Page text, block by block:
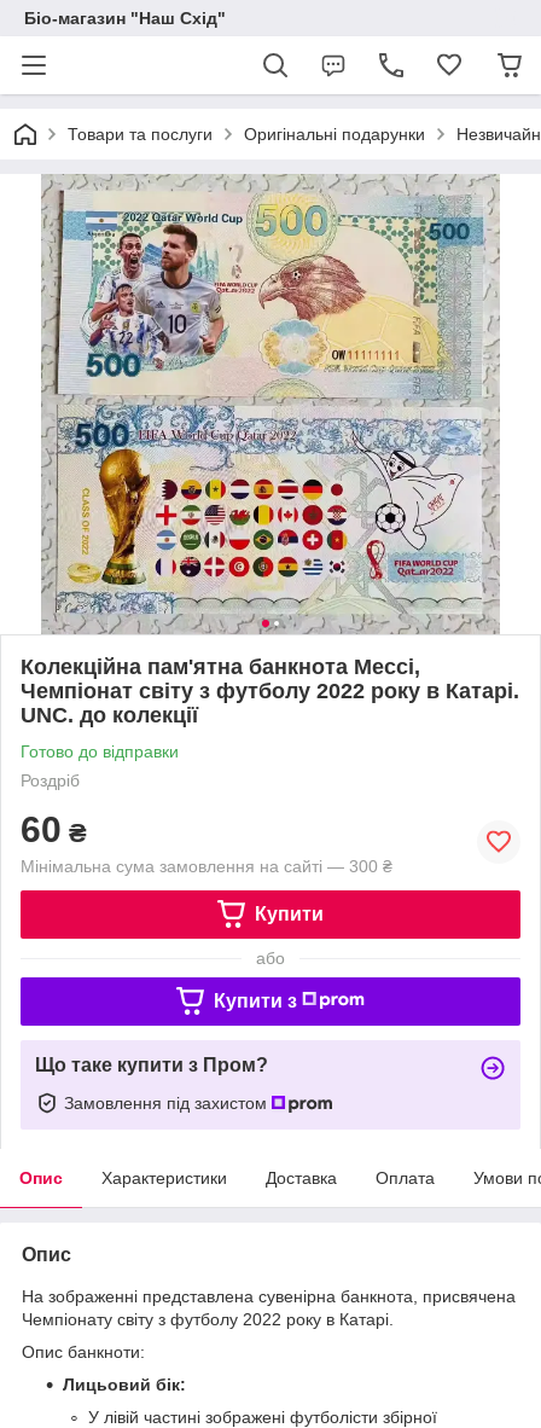
Біо-магазин "Наш Схід"
Товари та послуги Оригінальні подарунки
Колекційна пам'ятна банкнота Мессі,
Чемпіонат світу з футболу 2022 року в Катарі.
UNC. до колекції
Готово до відправки
Роздріб
60 ₴
Мінімальна сума замовлення на сайті — 300 ₴
Купити
або
Купити з
Що таке купити з Пром?
Замовлення під захистом
Опис Характеристики Доставка Оплата Умови
Опис
На зображенні представлена сувенірна банкнота, присвячена
Чемпіонату світу з футболу 2022 року в Катарі.
Опис банкноти:
Лицьовий бік:
У лівій частині зображені футболісти збірної